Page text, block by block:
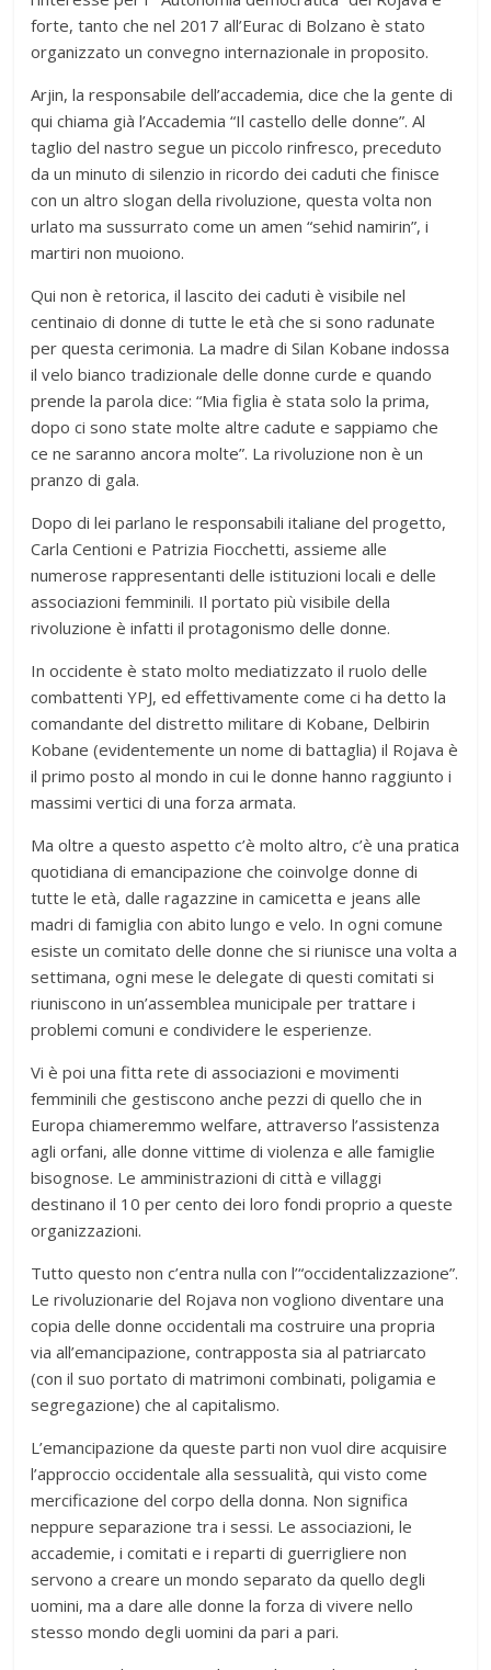
forte, tanto che nel 2017 all’Eurac di Bolzano è stato
organizzato un convegno internazionale in proposito.
Arjin, la responsabile dell’accademia, dice che la gente di
qui chiama già l’Accademia “Il castello delle donne”. Al
taglio del nastro segue un piccolo rinfresco, preceduto
da un minuto di silenzio in ricordo dei caduti che finisce
con un altro slogan della rivoluzione, questa volta non
urlato ma sussurrato come un amen “sehid namirin”, i
martiri non muoiono.
Qui non è retorica, il lascito dei caduti è visibile nel
centinaio di donne di tutte le età che si sono radunate
per questa cerimonia. La madre di Silan Kobane indossa
il velo bianco tradizionale delle donne curde e quando
prende la parola dice: “Mia figlia è stata solo la prima,
dopo ci sono state molte altre cadute e sappiamo che
ce ne saranno ancora molte”. La rivoluzione non è un
pranzo di gala.
Dopo di lei parlano le responsabili italiane del progetto,
Carla Centioni e Patrizia Fiocchetti, assieme alle
numerose rappresentanti delle istituzioni locali e delle
associazioni femminili. Il portato più visibile della
rivoluzione è infatti il protagonismo delle donne.
In occidente è stato molto mediatizzato il ruolo delle
combattenti YPJ, ed effettivamente come ci ha detto la
comandante del distretto militare di Kobane, Delbirin
Kobane (evidentemente un nome di battaglia) il Rojava è
il primo posto al mondo in cui le donne hanno raggiunto i
massimi vertici di una forza armata.
Ma oltre a questo aspetto c’è molto altro, c’è una pratica
quotidiana di emancipazione che coinvolge donne di
tutte le età, dalle ragazzine in camicetta e jeans alle
madri di famiglia con abito lungo e velo. In ogni comune
esiste un comitato delle donne che si riunisce una volta a
settimana, ogni mese le delegate di questi comitati si
riuniscono in un’assemblea municipale per trattare i
problemi comuni e condividere le esperienze.
Vi è poi una fitta rete di associazioni e movimenti
femminili che gestiscono anche pezzi di quello che in
Europa chiameremmo welfare, attraverso l’assistenza
agli orfani, alle donne vittime di violenza e alle famiglie
bisognose. Le amministrazioni di città e villaggi
destinano il 10 per cento dei loro fondi proprio a queste
organizzazioni.
Tutto questo non c’entra nulla con l’“occidentalizzazione”.
Le rivoluzionarie del Rojava non vogliono diventare una
copia delle donne occidentali ma costruire una propria
via all’emancipazione, contrapposta sia al patriarcato
(con il suo portato di matrimoni combinati, poligamia e
segregazione) che al capitalismo.
L’emancipazione da queste parti non vuol dire acquisire
l’approccio occidentale alla sessualità, qui visto come
mercificazione del corpo della donna. Non significa
neppure separazione tra i sessi. Le associazioni, le
accademie, i comitati e i reparti di guerrigliere non
servono a creare un mondo separato da quello degli
uomini, ma a dare alle donne la forza di vivere nello
stesso mondo degli uomini da pari a pari.